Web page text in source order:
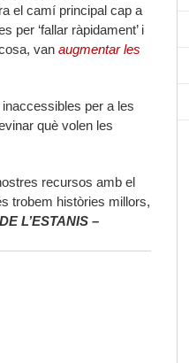
el camí principal cap a
per ‘fallar ràpidament’ i
van augmentar les
per a les
què volen les
recursos amb el
trobem històries millors,
L’ESTANIS –